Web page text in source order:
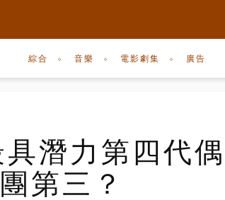
綜合 音樂 電影劇集 廣告
潛力第四代偶
第三？